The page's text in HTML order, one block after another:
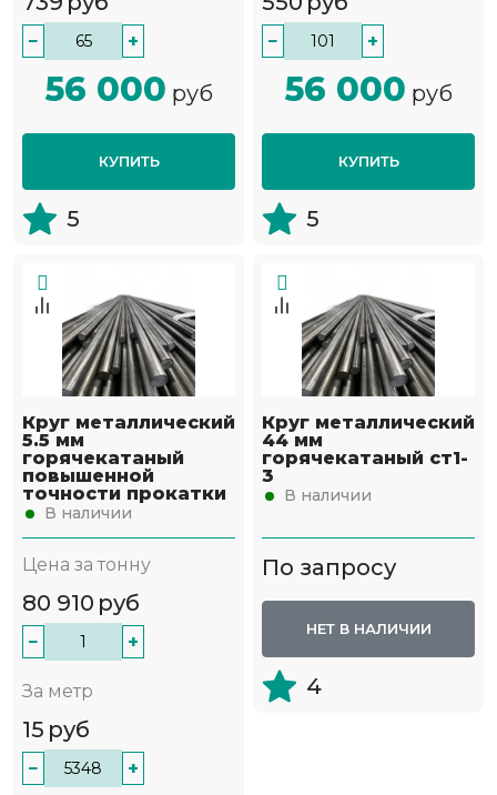
− +
56 000 руб
КУПИТЬ
5
− +
56 000 руб
КУПИТЬ
5
Круг металлический
5.5 мм
горячекатаный
повышенной
точности прокатки
В наличии
Цена за тонну
80 910 руб
− +
За метр
15 руб
− +
Круг металлический
44 мм
горячекатаный ст1-
3
В наличии
По запросу
НЕТ В НАЛИЧИИ
4